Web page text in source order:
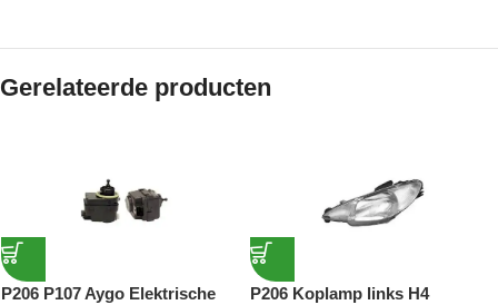
Gerelateerde producten
P206 P107 Aygo Elektrische
P206 Koplamp links H4